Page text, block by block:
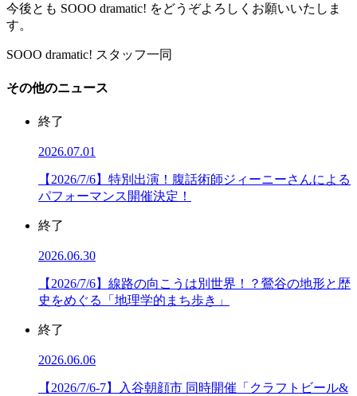
今後とも SOOO dramatic! をどうぞよろしくお願いいたしま
す。
SOOO dramatic! スタッフ一同
その他のニュース
終了
2026.07.01
【2026/7/6】特別出演！腹話術師ジィーニーさんによる
パフォーマンス開催決定！
終了
2026.06.30
【2026/7/6】線路の向こうは別世界！？鶯谷の地形と歴
史をめぐる「地理学的まち歩き」
終了
2026.06.06
【2026/7/6-7】入谷朝顔市 同時開催「クラフトビール&